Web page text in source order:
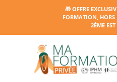
🎁 OFFRE
FORMATION, HORS
2ÈME